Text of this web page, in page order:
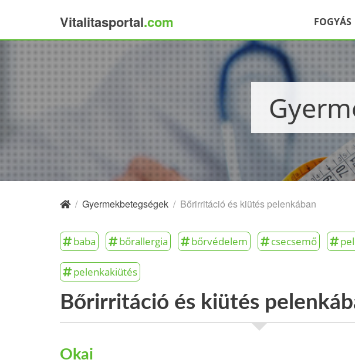
Vitalitasportal.com FOGYÁS
/ Gyermekbetegségek / Bőrir­ritáció és kiütés pelenkában
baba bőrallergia bőrvédelem csecsemő
pelenkakiütés
Bőrir­ritáció és kiütés
Okai
×